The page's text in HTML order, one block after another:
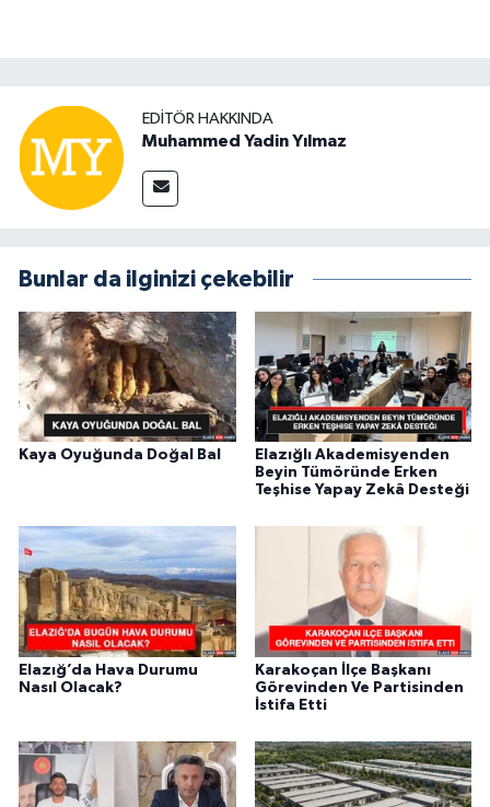
EDITÖR HAKKINDA
Muhammed Yadin Yılmaz
Bunlar da ilginizi çekebilir
Kaya Oyuğunda Doğal Bal
Elazığlı Akademisyenden
Beyin Tümöründe Erken
Teşhise Yapay Zekâ Desteği
Elazığ’da Hava Durumu
Nasıl Olacak?
Karakoçan İlçe Başkanı
Görevinden Ve Partisinden
İstifa Etti